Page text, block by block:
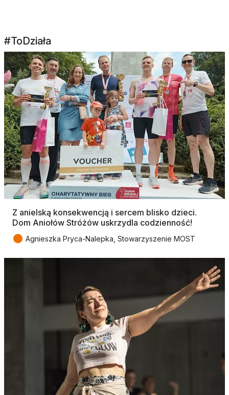
#ToDziała
Z anielską konsekwencją i sercem blisko dzieci.
Dom Aniołów Stróżów uskrzydla codzienność!
● Agnieszka Pryca-Nalepka, Stowarzyszenie MOST